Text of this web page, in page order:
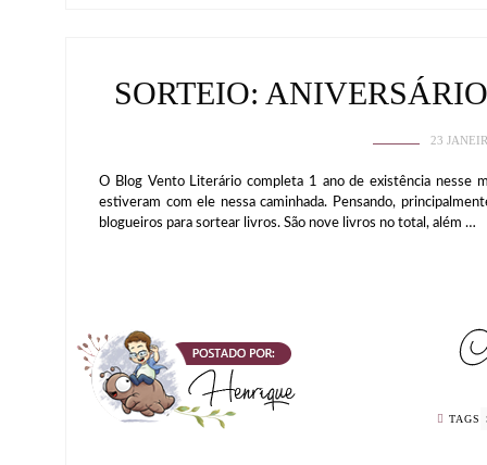
SORTEIO:
23
O Blog Vento Literário completa 1 ano de existência nesse
estiveram com ele nessa caminhada. Pensando,
blogueiros para sortear livros. São nove livros no total, além …
TAGS